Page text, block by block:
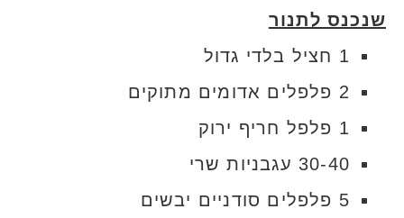
שנכנס לתנור
1 חציל בלדי גדול
2 פלפלים אדומים מתוקים
1 פלפל חריף ירוק
30-40 עגבניות שרי
5 פלפלים סודניים יבשים